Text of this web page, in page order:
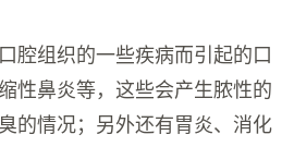
腔组织的一些疾病而引起的口
性鼻炎等，这些会产生脓性的
的情况；另外还有胃炎、消化